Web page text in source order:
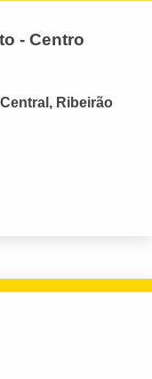
- Centro
Ribeirão